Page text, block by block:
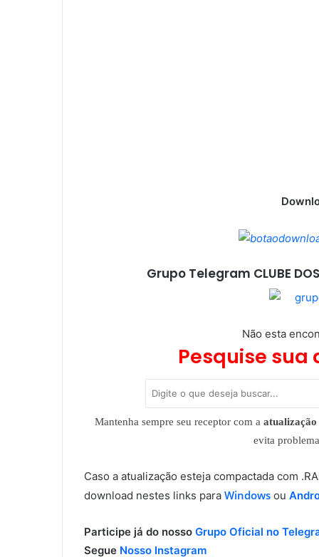
Grupo Telegram CLUBE DOS
Não esta
Pesquise
Mantenha sempre seu receptor com a atualização
evita
Caso a atualização esteja compactada com
download nestes links para Windows ou
Participe já do nosso Grupo Oficial no
Segue Nosso Instagram